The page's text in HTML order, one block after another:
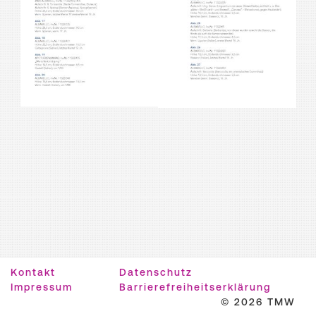
Kontakt
Datenschutz
Impressum
Barrierefreiheitserklärung
© 2026 TMW